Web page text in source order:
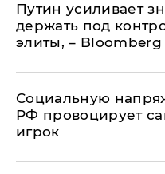
Путин усиливает
держать под
элиты, – Bloomberg
Социальную
РФ провоцирует
игрок